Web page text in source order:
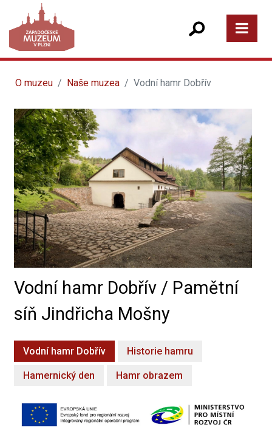
O muzeu Naše muzea Vodní hamr Dobřív
Vodní hamr Dobřív / Pamětní
síň Jindřicha Mošny
Vodní hamr Dobřív Historie hamru
Hamernický den Hamr obrazem